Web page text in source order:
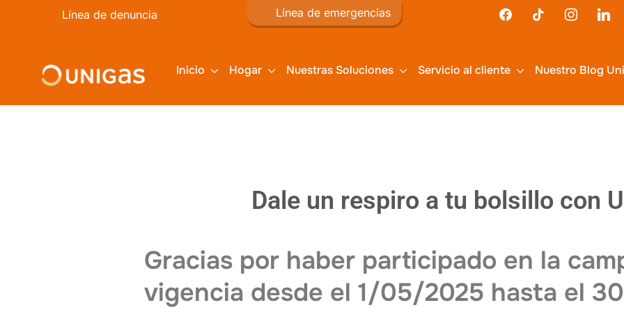
Línea de denuncia Línea de emergencias
Inicio Hogar Nuestras Soluciones Servicio al cliente Nuestro Blog
Dale un respiro a tu bolsillo con
Gracias por haber participado en la
vigencia desde el 1/05/2025 hasta el